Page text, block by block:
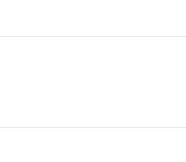
tot tijd bieden we updates om de
van de weergegeven functies zijn alleen
zijn te vinden op de